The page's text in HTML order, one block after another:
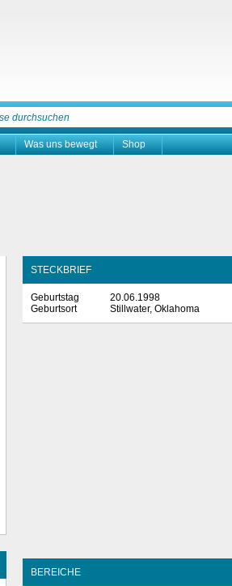
Was uns bewegt Shop
STECKBRIEF
Geburtstag
20.06.1998
Geburtsort
Stillwater, Oklahoma
BEREICHE